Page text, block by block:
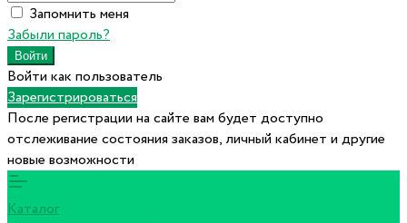
Запомнить меня
Забыли пароль?
Войти как пользователь
Зарегистрироваться
После регистрации на сайте вам будет доступно
отслеживание состояния заказов, личный кабинет и другие
новые возможности
Каталог